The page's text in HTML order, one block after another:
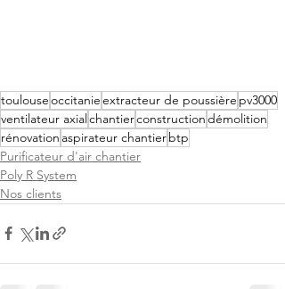
toulouseoccitanieextracteur de poussière pv3000
ventilateur axialchantierconstructiondémolition
rénovation aspirateur chantierbtp
Purificateur d'air chantier
Poly R System
Nos clients